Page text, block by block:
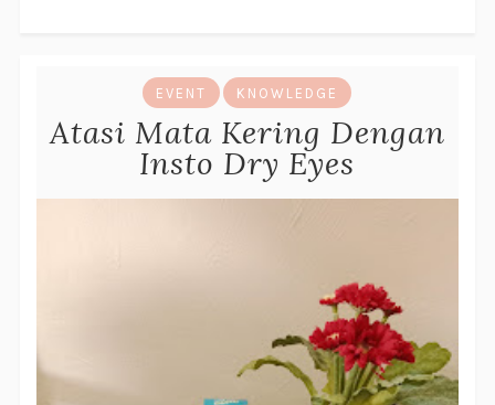
EVENT KNOWLEDGE
Atasi Mata Kering Dengan
Insto Dry Eyes